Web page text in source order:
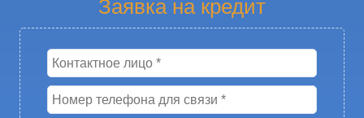
Заявка на кредит